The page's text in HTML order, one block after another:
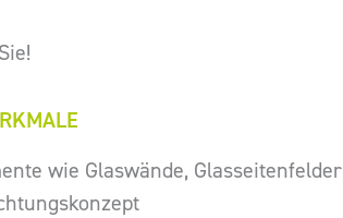
wie Glaswände, Glasseitenfelder